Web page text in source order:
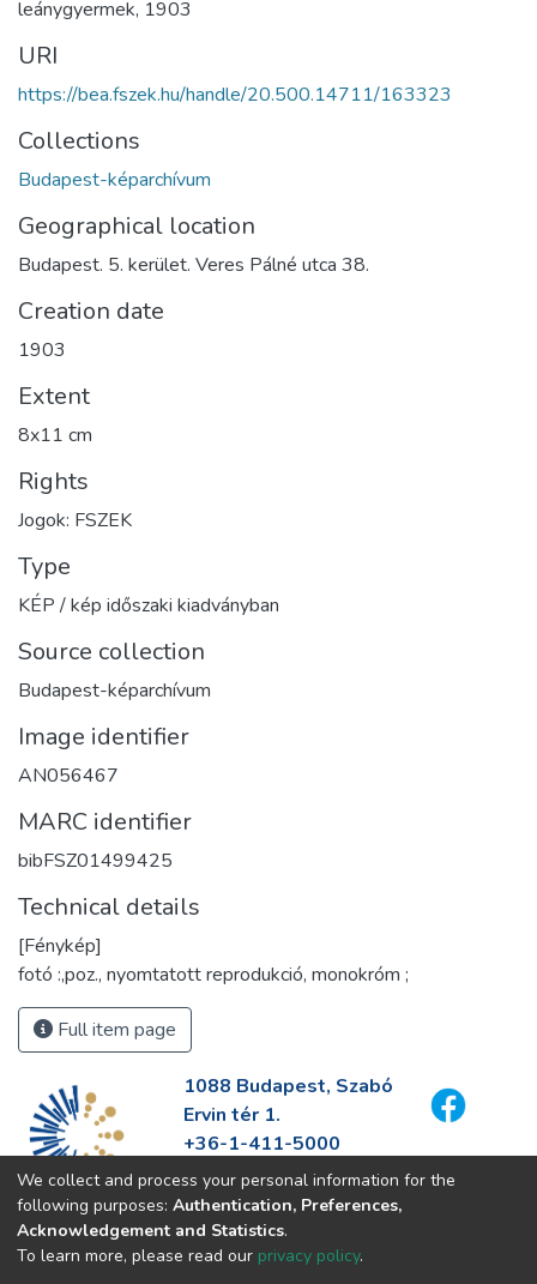
leánygyermek, 1903
URI
https://bea.fszek.hu/handle/20.500.14711/163323
Collections
Budapest-képarchívum
Geographical location
Budapest. 5. kerület. Veres Pálné utca 38.
Creation date
1903
Extent
8x11 cm
Rights
Jogok: FSZEK
Type
KÉP / kép időszaki kiadványban
Source collection
Budapest-képarchívum
Image identifier
AN056467
MARC identifier
bibFSZ01499425
Technical details
[Fénykép]
fotó :,poz., nyomtatott reprodukció, monokróm ;
Full item page
1088 Budapest, Szabó
Ervin tér 1.
+36-1-411-5000
info@fszek.hu
https://fszek.hu
We collect and process your personal information for the
following purposes: Authentication, Preferences,
Acknowledgement and Statistics.
To learn more, please read our privacy policy.